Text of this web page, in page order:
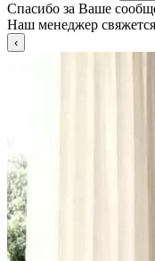
Спасибо за Ваше
Наш менеджер